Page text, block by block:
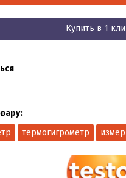
Купить в 1
термогигрометр